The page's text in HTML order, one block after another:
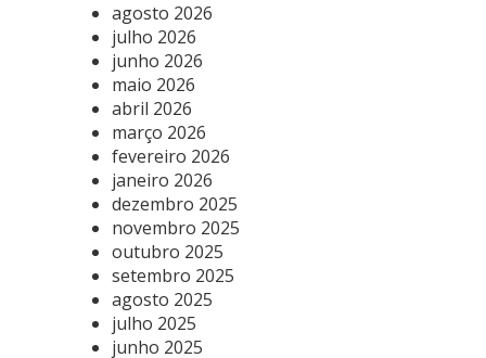
agosto 2026
julho 2026
junho 2026
maio 2026
abril 2026
março 2026
fevereiro 2026
janeiro 2026
dezembro 2025
novembro 2025
outubro 2025
setembro 2025
agosto 2025
julho 2025
junho 2025